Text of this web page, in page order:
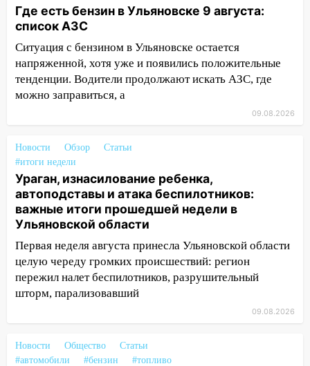
Волге перевернулась лодка
19:55
В Ульяновске упавшее дерево
заблокировало в машине двух женщин
17:15 В Ульяновской области
ремонтируют девять мостов: один уже
урагана 8 августа
16:38
Прогноз погоды в Ульяновской
области на 9 августа
16:34 Из-за мощной непогоды в
Ульяновске отменили фестиваль «Наше
время»
16:17
Мелекесский район первым в
Ульяновской области намолотил более
100 тысяч тонн зерна
Ульяновской области подали более 10
тысяч заявлений
Где есть бензин в Ульяновске 9 августа:
список АЗС
Ситуация с бензином в Ульяновске остается
напряженной, хотя уже и появились положительные
тенденции. Водители продолжают искать АЗС, где
можно заправиться, а
09.08.2026
Новости Обзор
Статьи
#итоги недели
Ураган, изнасилование ребенка,
автоподставы и атака беспилотников:
важные итоги прошедшей недели в
Ульяновской области
Первая неделя августа принесла Ульяновской области
целую череду громких происшествий: регион
пережил налет беспилотников, разрушительный
шторм, парализовавший
09.08.2026
Новости Общество
Статьи
#автомобили
#бензин #топливо